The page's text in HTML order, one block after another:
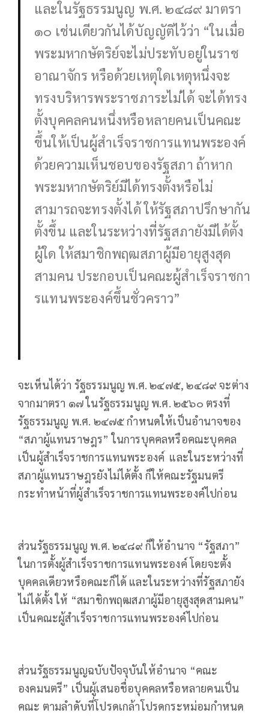
และในรัฐธรรมนูญ พ.ศ. ๒๔๘๙ มาตรา
๑๐ เช่นเดียวกันได้บัญญัติไว้ว่า “ในเมื่อ
พระมหากษัตริย์จะไม่ประทับอยู่ในราช
อาณาจักร หรือด้วยเหตุใดเหตุหนึ่งจะ
ทรงบริหารพระราชภาระไม่ได้ จะได้ทรง
ตั้งบุคคลคนหนึ่งหรือหลายคนเป็นคณะ
ขึ้นให้เป็นผู้สําเร็จราชการแทนพระองค์
ด้วยความเห็นชอบของรัฐสภา ถ้าหาก
พระมหากษัตริย์มิได้ทรงตั้งหรือไม่
สามารถจะทรงตั้งได้ ให้รัฐสภาปรึกษากัน
ตั้งขึ้น และในระหว่างที่รัฐสภายังมิได้ตั้ง
ผู้ใด ให้สมาชิกพฤฒสภาผู้มีอายุสูงสุด
สามคน ประกอบเป็นคณะผู้สําเร็จราชกา
รแทนพระองค์ขึ้นชั่วคราว”
จะเห็นได้ว่า รัฐธรรมนูญ พ.ศ. ๒๔๗๕, ๒๔๘๙ จะต่าง
จากมาตรา ๑๗ ในรัฐธรรมนูญ พ.ศ. ๒๕๖๐ ตรงที่
รัฐธรรมนูญ พ.ศ. ๒๔๗๕ กำหนดให้เป็นอำนาจของ
“สภาผู้แทนราษฎร” ในการบุคคลหรือคณะบุคคล
เป็นผู้สำเร็จราชการแทนพระองค์ และในระหว่างที่
สภาผู้แทนราษฎรยังไม่ได้ตั้ง ก็ให้คณะรัฐมนตรี
กระทำหน้าที่ผู้สำเร็จราชการแทนพระองค์ไปก่อน
ส่วนรัฐธรรมนูญ พ.ศ. ๒๔๘๙ ก็ให้อำนาจ “รัฐสภา”
ในการตั้งผู้สำเร็จราชการแทนพระองค์ โดยจะตั้ง
บุคคลเดียวหรือคณะก็ได้ และในระหว่างที่รัฐสภายัง
ไม่ได้ตั้ง ให้ “สมาชิกพฤฒสภาผู้มีอายุสูงสุดสามคน”
เป็นคณะผู้สำเร็จราชการแทนพระองค์ไปก่อน
ส่วนรัฐธรรมนูญฉบับปัจจุบันให้อำนาจ “คณะ
องคมนตรี” เป็นผู้เสนอชื่อบุคคลหรือหลายคนเป็น
คณะ ตามลําดับที่โปรดเกล้าโปรดกระหม่อมกําหนด